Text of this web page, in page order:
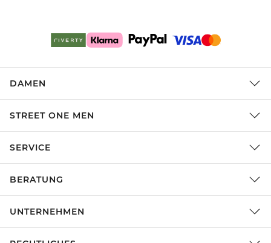
DAMEN
STREET ONE MEN
SERVICE
BERATUNG
UNTERNEHMEN